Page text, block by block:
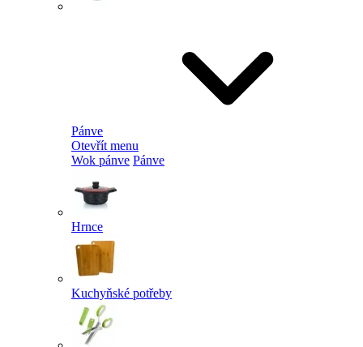
Pánve
Otevřít menu
Wok pánve Pánve
Hrnce
Kuchyňské potřeby